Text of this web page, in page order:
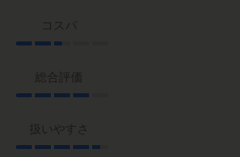
コスパ
総合評価
扱いやすさ